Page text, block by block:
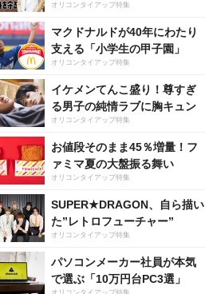
オリコンタイアップ特集
マクドナルドが40年にわたり
支える「小学生の甲子園」
オリコンタイアップ特集
イケメンてんこ盛り！尊すぎ
る男子の純情ラブに胸キュン
オリコンタイアップ特集
お値段そのまま45％増量！フ
ァミマ夏の大盤振る舞い
オリコンタイアップ特集
SUPER★DRAGON、自ら描い
た”レトロフューチャー”
オリコンタイアップ特集
パソコンメーカー社員が本気
で選ぶ「10万円台PC3選」
オリコンタイアップ特集